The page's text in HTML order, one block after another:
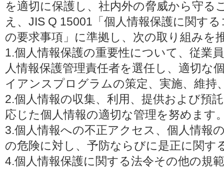
を適切に保護し、社内外の脅威から守る
え、JIS Q 15001「個人情報保護に関す
の要求事項」に準拠し、次の取り組みを
1.個人情報保護の重要性について、従業
人情報保護管理責任者を選任し、適切な
イアンスプログラムの策定、実施、維持
2.個人情報の収集、利用、提供および預
応じた個人情報の適切な管理を努めます
3.個人情報への不正アクセス、個人情報
の危険に対し、予防ならびに是正に関す
4.個人情報保護に関する法令その他の規